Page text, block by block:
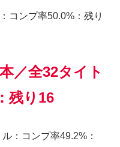
コンプ率50.0%：残り
／全32タイト
残り16
：コンプ率49.2%：